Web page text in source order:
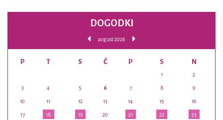
DOGODKI
avgust 2026
P T S Č P S N
1 2
3 4 5 6 7 8 9
10 11 12 13 14 15 16
17 18 19 20 21 22 23